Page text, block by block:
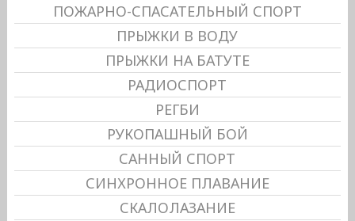
ПОЖАРНО-СПАСАТЕЛЬНЫЙ СПОРТ
ПРЫЖКИ В ВОДУ
ПРЫЖКИ НА БАТУТЕ
РАДИОСПОРТ
РЕГБИ
РУКОПАШНЫЙ БОЙ
САННЫЙ СПОРТ
СИНХРОННОЕ ПЛАВАНИЕ
СКАЛОЛАЗАНИЕ